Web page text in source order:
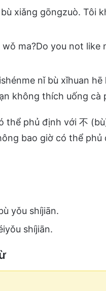
xiǎng gōngzuò. Tôi
wǒ ma?Do you not like
nǐ bù xǐhuan
không thích uống cà
thể phủ định với 不
bao giờ có thể phủ
yǒu shíjiān.
shíjiān.